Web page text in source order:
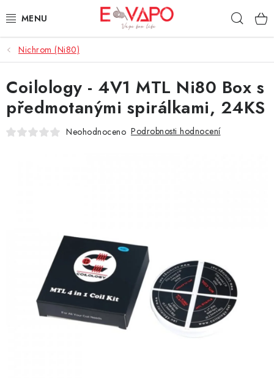
na
3D TISK
TIPY ZA DOBROU CENU
AROMATA A PŘÍCHUTĚ
NIKOTINOVÉ SÁČKY
DÁRKOVÉ VOUCHERY
ATOMIZÉRY A CARTRIDGE
Nichrom (Ni80)
Coilology - 4V1 MTL Ni80 Box s
předmotanými spirálkami, 24KS
Neohodnoceno Podrobnosti hodnocení